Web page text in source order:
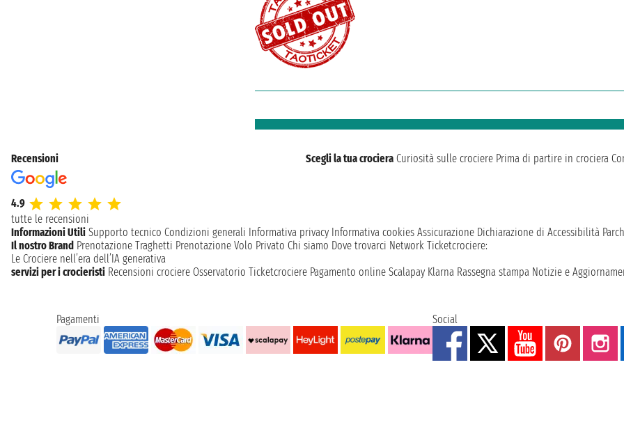
Recensioni
4.9
tutte le recensioni
Scegli la tua crociera Curiosità sulle crociere Prima di partire in crociera
Informazioni Utili Supporto tecnico Condizioni generali Informativa privacy Informativa cookies Assicurazione Dichiarazione di Accessibilità
Il nostro Brand Prenotazione Traghetti Prenotazione Volo Privato Chi siamo Dove trovarci Network Ticketcrociere:
Le Crociere nell’era dell’IA generativa
servizi per i crocieristi Recensioni crociere Osservatorio Ticketcrociere Pagamento online Scalapay Klarna Rassegna stampa Notizie e
Pagamenti Social